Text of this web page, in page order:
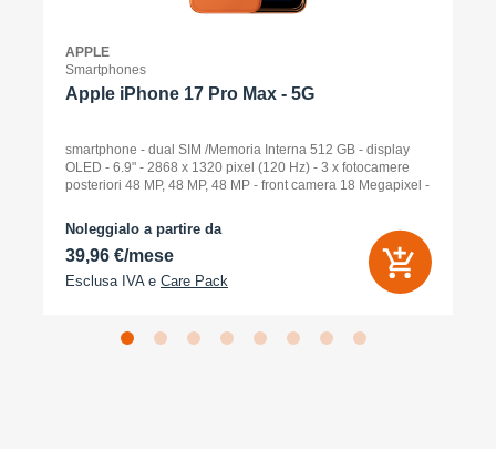
APPLE
Smartphones
Apple iPhone 17 Pro Max - 5G
smartphone - dual SIM /Memoria Interna 512 GB - display
OLED - 6.9" - 2868 x 1320 pixel (120 Hz) - 3 x fotocamere
posteriori 48 MP, 48 MP, 48 MP - front camera 18 Megapixel -
Noleggialo a partire da
39,96 €/mese
Esclusa IVA e Care Pack